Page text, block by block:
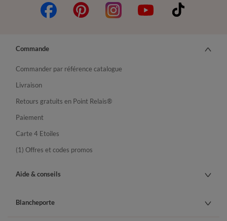
Commande
Commander par référence catalogue
Livraison
Retours gratuits en Point Relais®
Paiement
Carte 4 Etoiles
(1) Offres et codes promos
Aide & conseils
Blancheporte